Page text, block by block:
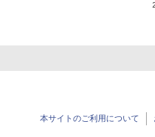
本サイトのご利用について